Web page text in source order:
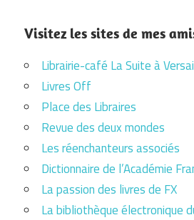
Visitez les sites de mes
Librairie-café La Suite à
Livres Off
Place des Libraires
Revue des deux mondes
Les réenchanteurs associés
Dictionnaire de l’Académie
La passion des livres de FX
La bibliothèque électronique